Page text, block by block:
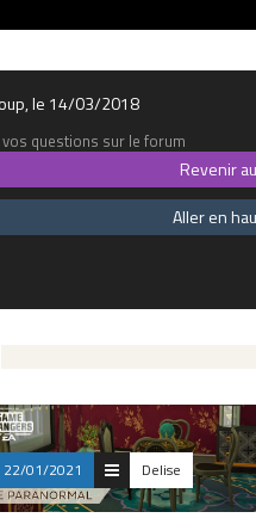
le 14/03/2018
questions sur le forum
Revenir
Aller en
22/01/2021 Delise